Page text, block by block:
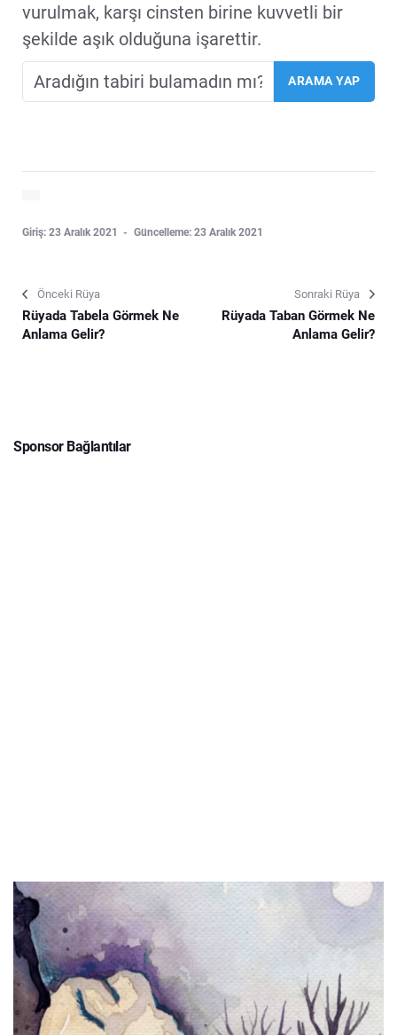
vurulmak, karşı cinsten birine kuvvetli bir
şekilde aşık olduğuna işarettir.
Giriş: 23 Aralık 2021 Güncelleme: 23 Aralık 2021
Önceki Rüya
Rüyada Tabela Görmek Ne
Anlama Gelir?
Sonraki Rüya
Rüyada Taban Görmek Ne
Anlama Gelir?
Sponsor Bağlantılar